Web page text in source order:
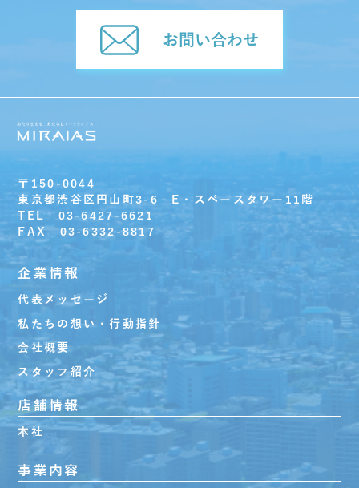
お問い合わせ
〒150-0044
東京都渋谷区円山町3-6 E・スペースタワー11階
TEL 03-6427-6621
FAX 03-6332-8817
企業情報
代表メッセージ
私たちの想い・行動指針
会社概要
スタッフ紹介
店舗情報
本社
事業内容